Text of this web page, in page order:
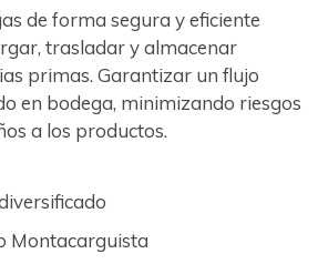
de forma segura y eficiente
trasladar y almacenar
primas. Garantizar un flujo
en bodega, minimizando riesgos
a los productos.
Montacarguista